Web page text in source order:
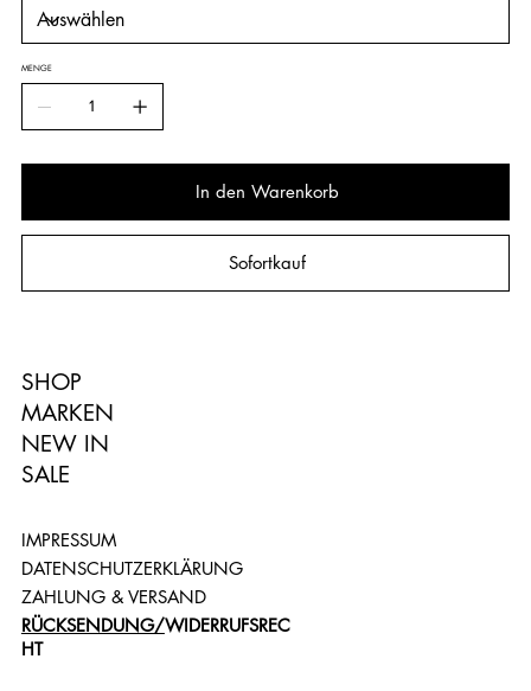
MENGE
In den Warenkorb
Sofortkauf
SHOP
MARKEN
NEW IN
SALE
IMPRESSUM
DATENSCHUTZERKLÄRUNG
ZAHLUNG & VERSAND
RÜCKSENDUNG/WIDERRUFSREC
HT